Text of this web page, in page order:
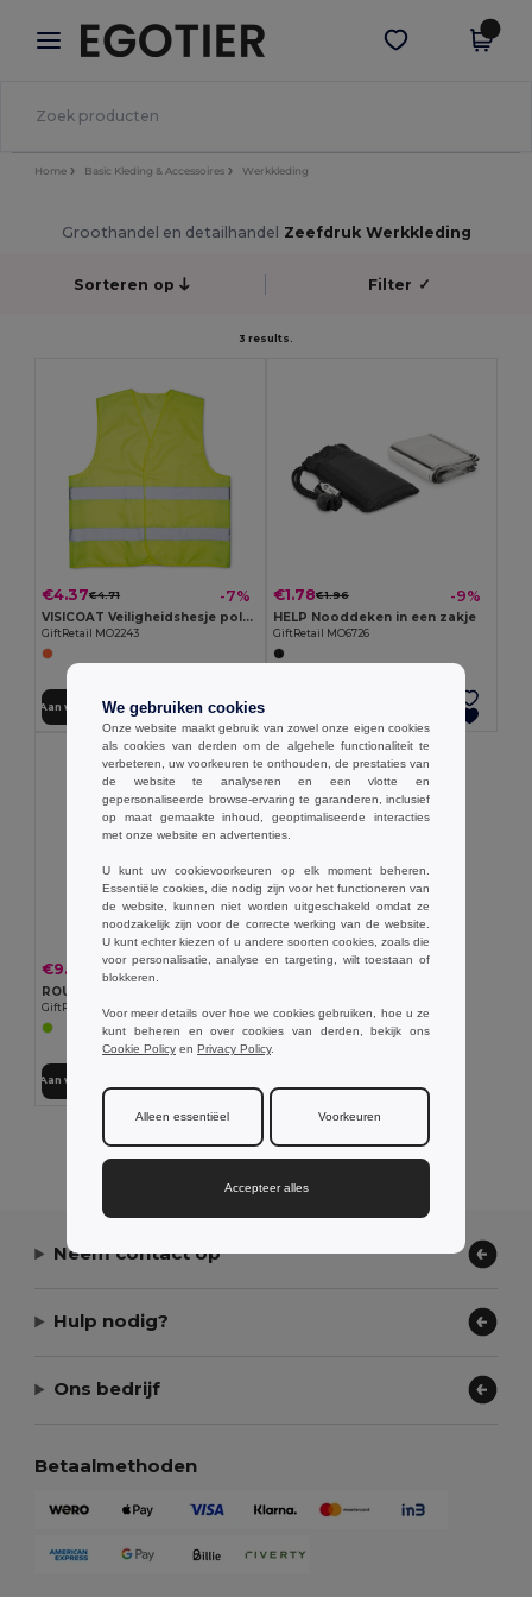
× Egotier-app
Betere prijzen in de app!
Download app
Home Basic Kleding & Accessoires Werkkleding
Groothandel en detailhandel Zeefdruk Werkkleding
Sorteren op Filter ✓
3 results.
€4.37€4.71 -7%
VISICOAT Veiligheidshesje polyester
GiftRetail MO2243
Aan winkelwagen toevoegen
€1.78€1.96 -9%
HELP Nooddeken in een zakje
GiftRetail MO6726
€9.80 -35%
GiftRetail MO2100
Aan winkelwagen toevoegen
Alle Producten Tonen.
Neem contact op
Hulp nodig?
Ons bedrijf
Betaalmethoden
We gebruiken cookies
Onze website maakt gebruik van zowel onze eigen cookies
als cookies van derden om de algehele functionaliteit te
verbeteren, uw voorkeuren te onthouden, de prestaties van
de website te analyseren en een vlotte en
gepersonaliseerde browse-ervaring te garanderen, inclusief
op maat gemaakte inhoud, geoptimaliseerde interacties
met onze website en advertenties.
U kunt uw cookievoorkeuren op elk moment beheren.
Essentiële cookies, die nodig zijn voor het functioneren van
de website, kunnen niet worden uitgeschakeld omdat ze
noodzakelijk zijn voor de correcte werking van de website.
U kunt echter kiezen of u andere soorten cookies, zoals die
voor personalisatie, analyse en targeting, wilt toestaan of
blokkeren.
Voor meer details over hoe we cookies gebruiken, hoe u ze
kunt beheren en over cookies van derden, bekijk ons
Cookie Policy en Privacy Policy.
Alleen essentiëel Voorkeuren
Accepteer alles